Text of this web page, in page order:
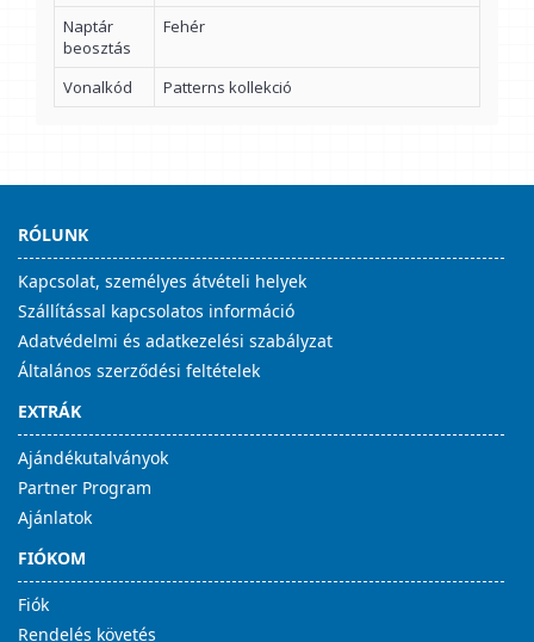
Naptár
beosztás
Fehér
Vonalkód Patterns kollekció
RÓLUNK
Kapcsolat, személyes átvételi helyek
Szállítással kapcsolatos információ
Adatvédelmi és adatkezelési szabályzat
Általános szerződési feltételek
EXTRÁK
Ajándékutalványok
Partner Program
Ajánlatok
FIÓKOM
Fiók
Rendelés követés